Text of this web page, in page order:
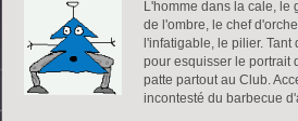
L'homme dans la cale, le
de l'ombre, le chef
l'infatigable, le pilier.
pour esquisser le portrait
patte partout au Club.
incontesté du barbecue